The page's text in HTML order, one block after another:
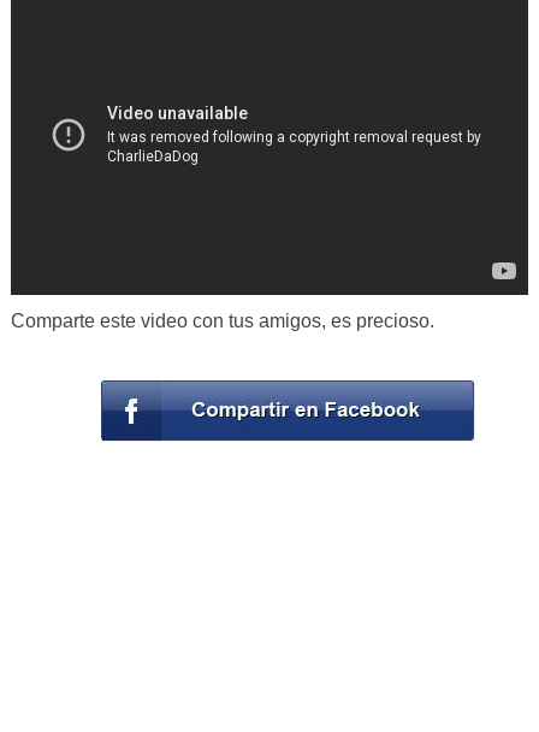
Comparte este video con tus amigos, es precioso.